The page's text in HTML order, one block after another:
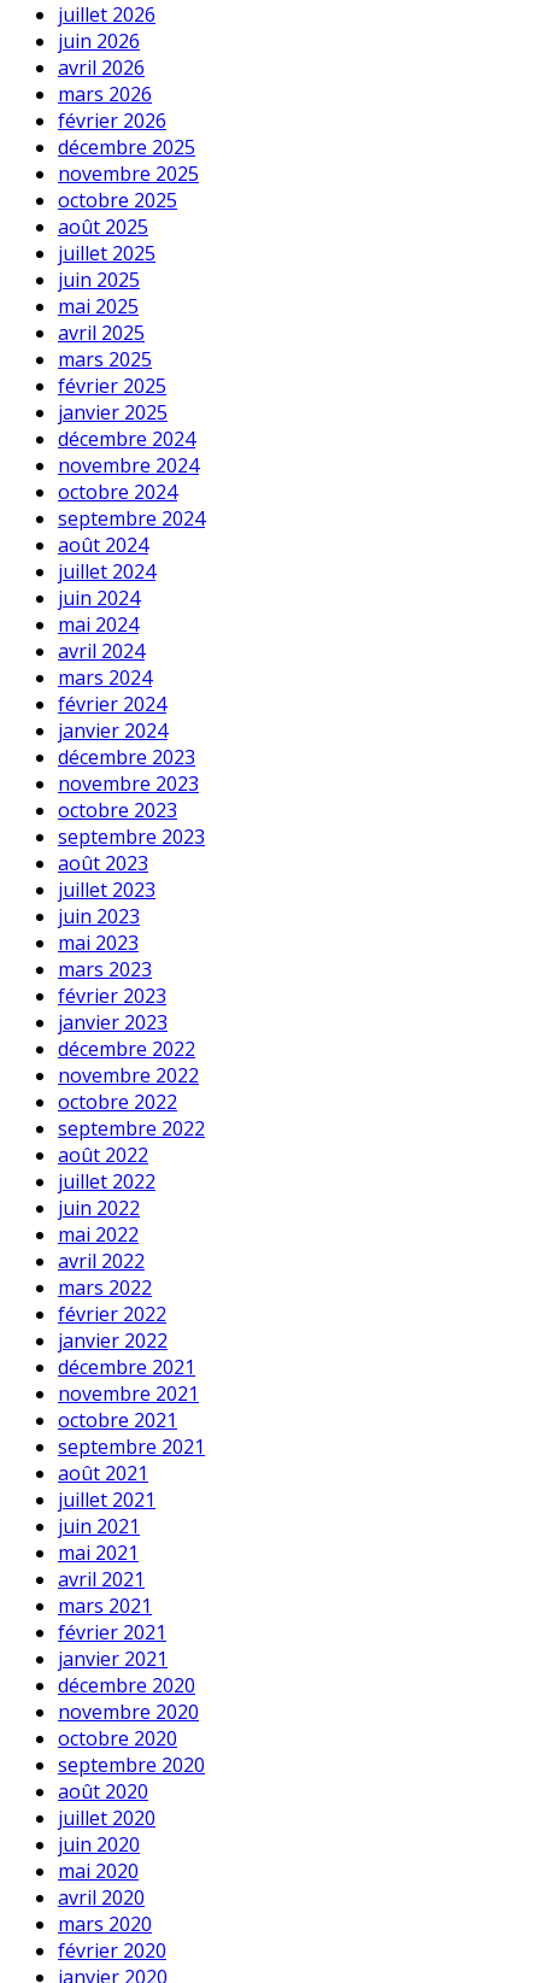
juillet 2026
juin 2026
avril 2026
mars 2026
février 2026
décembre 2025
novembre 2025
octobre 2025
août 2025
juillet 2025
juin 2025
mai 2025
avril 2025
mars 2025
février 2025
janvier 2025
décembre 2024
novembre 2024
octobre 2024
septembre 2024
août 2024
juillet 2024
juin 2024
mai 2024
avril 2024
mars 2024
février 2024
janvier 2024
décembre 2023
novembre 2023
octobre 2023
septembre 2023
août 2023
juillet 2023
juin 2023
mai 2023
mars 2023
février 2023
janvier 2023
décembre 2022
novembre 2022
octobre 2022
septembre 2022
août 2022
juillet 2022
juin 2022
mai 2022
avril 2022
mars 2022
février 2022
janvier 2022
décembre 2021
novembre 2021
octobre 2021
septembre 2021
août 2021
juillet 2021
juin 2021
mai 2021
avril 2021
mars 2021
février 2021
janvier 2021
décembre 2020
novembre 2020
octobre 2020
septembre 2020
août 2020
juillet 2020
juin 2020
mai 2020
avril 2020
mars 2020
février 2020
janvier 2020